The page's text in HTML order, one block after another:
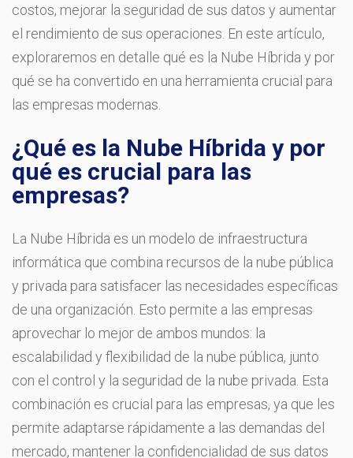
costos, mejorar la seguridad de sus datos y aumentar
el rendimiento de sus operaciones. En este artículo,
exploraremos en detalle qué es la Nube Híbrida y por
qué se ha convertido en una herramienta crucial para
las empresas modernas.
¿Qué es la Nube Híbrida y por
qué es crucial para las
empresas?
La Nube Híbrida es un modelo de infraestructura
informática que combina recursos de la nube pública
y privada para satisfacer las necesidades específicas
de una organización. Esto permite a las empresas
aprovechar lo mejor de ambos mundos: la
escalabilidad y flexibilidad de la nube pública, junto
con el control y la seguridad de la nube privada. Esta
combinación es crucial para las empresas, ya que les
permite adaptarse rápidamente a las demandas del
mercado, mantener la confidencialidad de sus datos